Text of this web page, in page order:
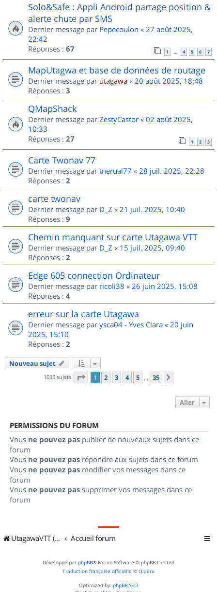
Solo&Safe : Appli Android partage position &
alerte chute par SMS
Dernier message par Pepecoulon « 27 août 2025,
22:42
Réponses : 67 1 … 4 5 6 7
MapUtagwa et base de données de routage
Dernier message par utagawa « 20 août 2025, 18:48
Réponses : 3
QMapShack
Dernier message par ZestyCastor « 02 août 2025,
10:33
Réponses : 27 1 2 3
Carte Twonav 77
Dernier message par tnerual77 « 28 juil. 2025, 22:28
Réponses : 2
carte twonav
Dernier message par D_Z « 21 juil. 2025, 10:40
Réponses : 9
Chemin manquant sur carte Utagawa VTT
Dernier message par D_Z « 15 juil. 2025, 09:40
Réponses : 2
Edge 605 connection Ordinateur
Dernier message par ricoli38 « 26 juin 2025, 15:08
Réponses : 4
erreur sur la carte Utagawa
Dernier message par ysca04 - Yves Clara « 20 juin
2025, 15:10
Réponses : 2
Nouveau sujet
1035 sujets Page 1sur
1 2 3 4 5 … 35
Aller
PERMISSIONS DU FORUM
Vous ne pouvez pas publier de nouveaux sujets dans ce
forum
Vous ne pouvez pas répondre aux sujets dans ce forum
Vous ne pouvez pas modifier vos messages dans ce
forum
Vous ne pouvez pas supprimer vos messages dans ce
forum
UtagawaVTT (Randos VTT et VTTAE avec traces GPS) Accueil forum
Développé par phpBB® Forum Software © phpBB Limited
Traduction française officielle © Qiaeru
Optimized by: phpBB SEO